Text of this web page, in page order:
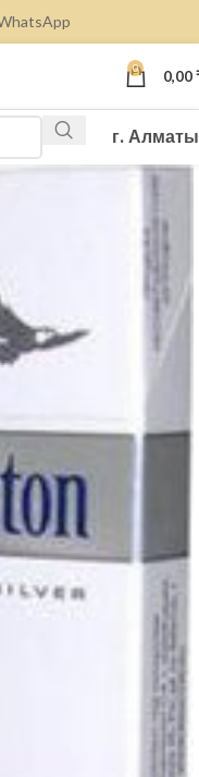
0 0,00
г. Алматы